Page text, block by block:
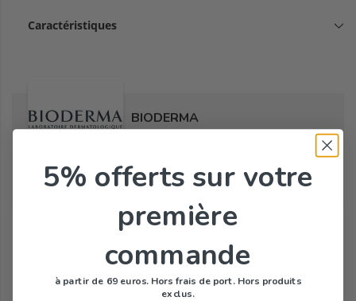
Caractéristiques
BIODERMA
Tous les produits de la marque
5% offerts sur votre
première
commande
à partir de 69 euros. Hors frais de port. Hors produits
exclus.